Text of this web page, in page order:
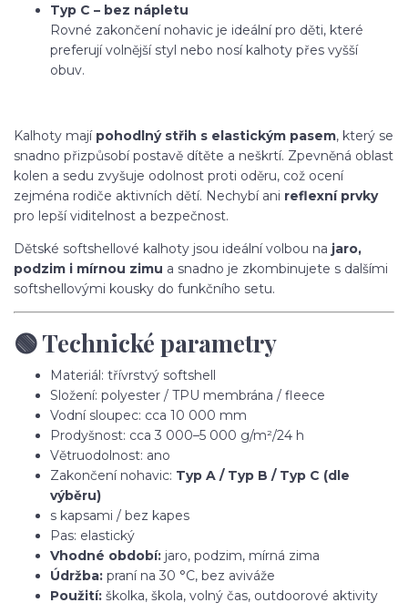
Typ C – bez nápletu
Rovné zakončení nohavic je ideální pro děti, které
preferují volnější styl nebo nosí kalhoty přes vyšší
obuv.
Kalhoty mají pohodlný střih s elastickým pasem, který se
snadno přizpůsobí postavě dítěte a neškrtí. Zpevněná oblast
kolen a sedu zvyšuje odolnost proti oděru, což ocení
zejména rodiče aktivních dětí. Nechybí ani reflexní prvky
pro lepší viditelnost a bezpečnost.
Dětské softshellové kalhoty jsou ideální volbou na jaro,
podzim i mírnou zimu a snadno je zkombinujete s dalšími
softshellovými kousky do funkčního setu.
🟢 Technické parametry
Materiál: třívrstvý softshell
Složení: polyester / TPU membrána / fleece
Vodní sloupec: cca 10 000 mm
Prodyšnost: cca 3 000–5 000 g/m²/24 h
Větruodolnost: ano
Zakončení nohavic: Typ A / Typ B / Typ C (dle
výběru)
s kapsami / bez kapes
Pas: elastický
Vhodné období: jaro, podzim, mírná zima
Údržba: praní na 30 °C, bez aviváže
Použití: školka, škola, volný čas, outdoorové aktivity